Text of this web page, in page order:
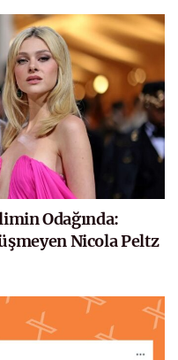
Odağında:
Nicola Peltz